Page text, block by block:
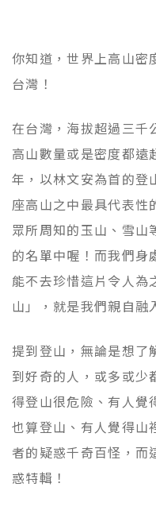
你知道，世界上高山密
台灣！
在台灣，海拔超過三千
高山數量或是密度都遠
年，以林文安為首的登
座高山之中最具代表性
眾所周知的玉山、雪山
的名單中喔！而我們身
能不去珍惜這片令人為
山」，就是我們親自融
提到登山，無論是想了
到好奇的人，或多或
得登山很危險、有人覺
也算登山、有人覺得
者的疑惑千奇百怪，而
惑特輯！